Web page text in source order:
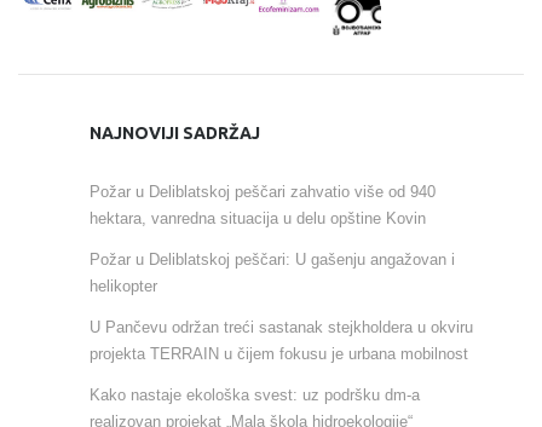
NAJNOVIJI SADRŽAJ
Požar u Deliblatskoj peščari zahvatio više od 940
hektara, vanredna situacija u delu opštine Kovin
Požar u Deliblatskoj peščari: U gašenju angažovan i
helikopter
U Pančevu održan treći sastanak stejkholdera u okviru
projekta TERRAIN u čijem fokusu je urbana mobilnost
Kako nastaje ekološka svest: uz podršku dm-a
realizovan projekat „Mala škola hidroekologije“